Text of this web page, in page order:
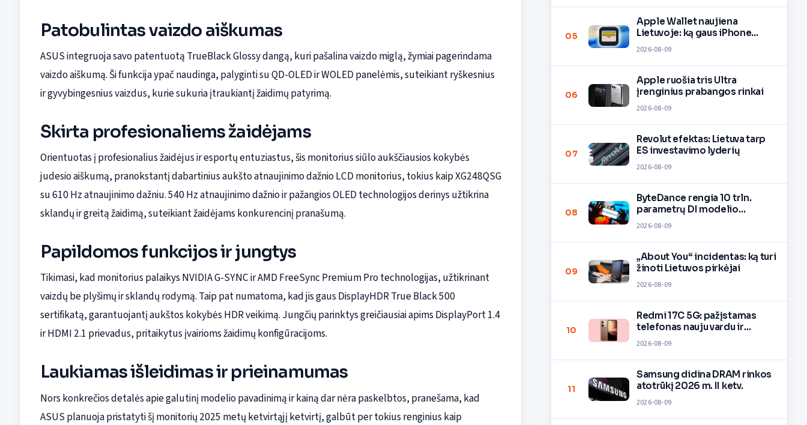
Patobulintas vaizdo aiškumas
ASUS integruoja savo patentuotą TrueBlack Glossy dangą, kuri pašalina vaizdo miglą, žymiai pagerindama
vaizdo aiškumą. Ši funkcija ypač naudinga, palyginti su QD-OLED ir WOLED panelėmis, suteikiant ryškesnius
ir gyvybingesnius vaizdus, kurie sukuria įtraukiantį žaidimų patyrimą.
Skirta profesionaliems žaidėjams
Orientuotas į profesionalius žaidėjus ir esportų entuziastus, šis monitorius siūlo aukščiausios kokybės
judesio aiškumą, pranokstantį dabartinius aukšto atnaujinimo dažnio LCD monitorius, tokius kaip XG248QSG
su 610 Hz atnaujinimo dažniu. 540 Hz atnaujinimo dažnio ir pažangios OLED technologijos derinys užtikrina
sklandų ir greitą žaidimą, suteikiant žaidėjams konkurencinį pranašumą.
Papildomos funkcijos ir jungtys
Tikimasi, kad monitorius palaikys NVIDIA G-SYNC ir AMD FreeSync Premium Pro technologijas, užtikrinant
vaizdų be plyšimų ir sklandų rodymą. Taip pat numatoma, kad jis gaus DisplayHDR True Black 500
sertifikatą, garantuojantį aukštos kokybės HDR veikimą. Jungčių parinktys greičiausiai apims DisplayPort 1.4
ir HDMI 2.1 prievadus, pritaikytus įvairioms žaidimų konfigūracijoms.
Laukiamas išleidimas ir prieinamumas
Nors konkrečios detalės apie galutinį modelio pavadinimą ir kainą dar nėra paskelbtos, pranešama, kad
ASUS planuoja pristatyti šį monitorių 2025 metų ketvirtąjį ketvirtį, galbūt per tokius renginius kaip
05
Apple Wallet naujiena
Lietuvoje: ką gaus iPhone
2026-08-09
06
Apple ruošia tris Ultra
įrenginius prabangos rinkai
2026-08-09
07
Revolut efektas: Lietuva tarp
ES investavimo lyderių
2026-08-09
08
ByteDance rengia 10 trln.
parametrų DI modelio
2026-08-09
09
„About You“ incidentas: ką turi
žinoti Lietuvos pirkėjai
2026-08-09
10
Redmi 17C 5G: pažįstamas
telefonas nauju vardu ir
2026-08-09
11
Samsung didina DRAM rinkos
atotrūkį 2026 m. II ketv.
2026-08-09